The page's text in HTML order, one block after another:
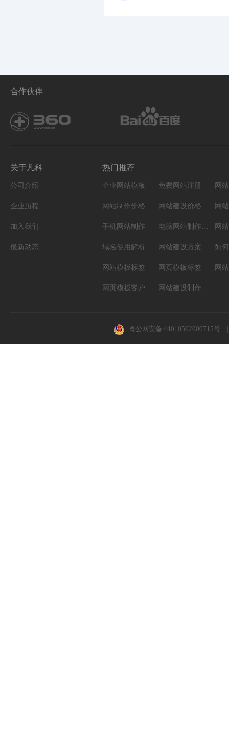
合作伙伴
关于凡科
公司介绍
企业历程
加入我们
最新动态
热门推荐
企业网站模板 免费网站注册 网
网站制作价格 网站建设价格 网
手机网站制作 网
域名使用解析 网站建设方案 如
网站模板标签 网页模板标签
粤公网安备 44010502000715号 |